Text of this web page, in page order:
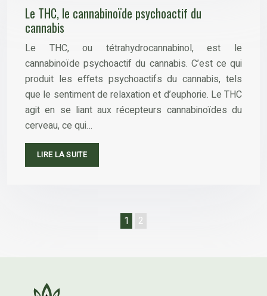
Le THC, le cannabinoïde psychoactif du
cannabis
Le THC, ou tétrahydrocannabinol, est le
cannabinoïde psychoactif du cannabis. C’est ce qui
produit les effets psychoactifs du cannabis, tels
que le sentiment de relaxation et d’euphorie. Le THC
agit en se liant aux récepteurs cannabinoïdes du
cerveau, ce qui…
LIRE LA SUITE
1 2